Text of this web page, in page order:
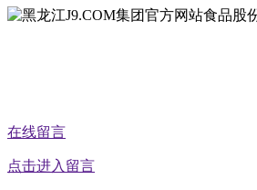
在线留言
点击进入留言